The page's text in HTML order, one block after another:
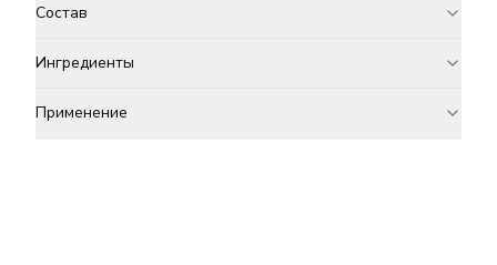
Состав
Ингредиенты
Применение